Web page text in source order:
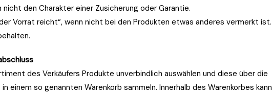
den Charakter einer Zusicherung oder Garantie.
Vorrat reicht“, wenn nicht bei den Produkten etwas anderes vermerkt ist.
des Verkäufers Produkte unverbindlich auswählen und diese über die
einem so genannten Warenkorb sammeln. Innerhalb des Warenkorbes kann